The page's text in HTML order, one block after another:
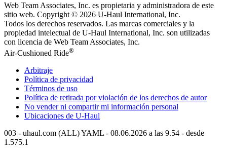
Web Team Associates, Inc. es propietaria y administradora de este
sitio web. Copyright © 2026 U-Haul International, Inc.
Todos los derechos reservados. Las marcas comerciales y la
propiedad intelectual de U-Haul International, Inc. son utilizadas
con licencia de Web Team Associates, Inc.
Air-Cushioned Ride®
Arbitraje
Política de privacidad
Términos de uso
Política de retirada por violación de los derechos de autor
No vender ni compartir mi información personal
Ubicaciones de U-Haul
003 - uhaul.com (ALL) YAML - 08.06.2026 a las 9.54 - desde
1.575.1